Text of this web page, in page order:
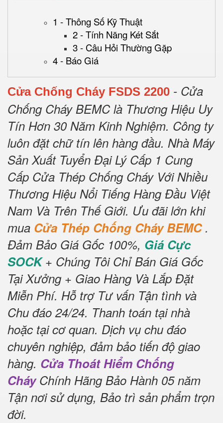
1 - Thông Số Kỹ Thuật
2 - Tính Năng Két Sắt
3 - Câu Hỏi Thường Gặp
4 - Báo Giá
Cửa Chống Cháy FSDS 2200 - Cửa
Chống Cháy BEMC là Thương Hiệu Uy
Tín Hơn 30 Năm Kinh Nghiệm. Công ty
luôn đặt chữ tín lên hàng đầu. Nhà Máy
Sản Xuất Tuyển Đại Lý Cấp 1 Cung
Cấp Cửa Thép Chống Cháy Với Nhiều
Thương Hiệu Nổi Tiếng Hàng Đầu Việt
Nam Và Trên Thế Giới. Ưu đãi lớn khi
mua Cửa Thép Chống Cháy BEMC .
Đảm Bảo Giá Gốc 100%, Giá Cực
SOCK+ Chúng Tôi Chỉ Bán Giá Gốc
Tại Xưởng + Giao Hàng Và Lắp Đặt
Miễn Phí. Hỗ trợ Tư vấn Tận tình và
Chu đáo 24/24. Thanh toán tại nhà
hoặc tại cơ quan. Dịch vụ chu đáo
chuyên nghiệp, đảm bảo tiến độ giao
hàng. Cửa Thoát Hiểm Chống
CháyChính Hãng Bảo Hành 05 năm
Tận nơi sử dụng, Bảo trì sản phẩm trọn
đời.